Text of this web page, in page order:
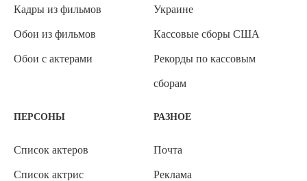
Кадры из фильмов
Обои из фильмов
Обои с актерами
Украине
Кассовые сборы США
Рекорды по кассовым
сборам
ПЕРСОНЫ
Список актеров
Список актрис
РАЗНОЕ
Почта
Реклама